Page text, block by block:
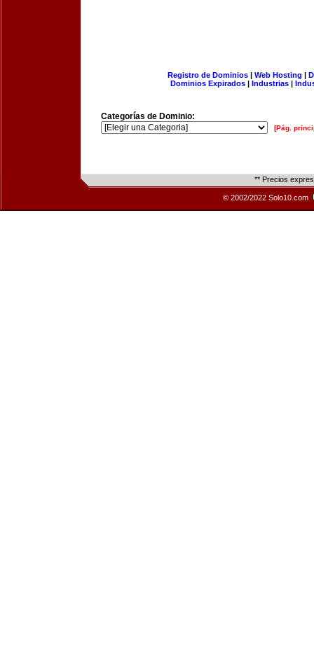
Registro de Dominios| Web Hosting |
Dominios Expirados | Industrias |
Categorías de Dominio:
[Pág.
** Precios
© 2002/2022 Solo10.com